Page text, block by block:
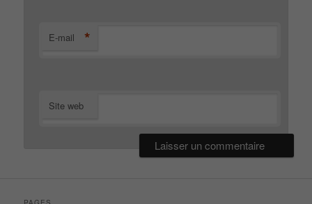
E-mail *
Site web